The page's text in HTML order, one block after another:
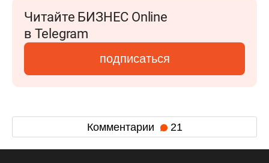
Читайте БИЗНЕС Online
в Telegram
подписаться
Комментарии 21